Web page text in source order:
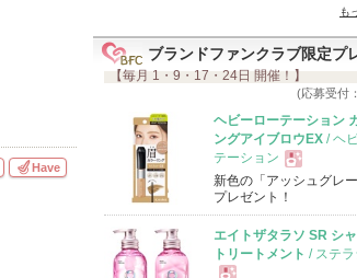
Have
も
ブランドファンクラブ限定プ
【毎月 1・9・17・24日 開催！】
(応募受付
ヘビーローテーション
ングアイブロウEX / ヘ
テーション
現
品
新色の「アッシュグレ
プレゼント！
エイトザタラソ SR シ
トリートメント / ステ